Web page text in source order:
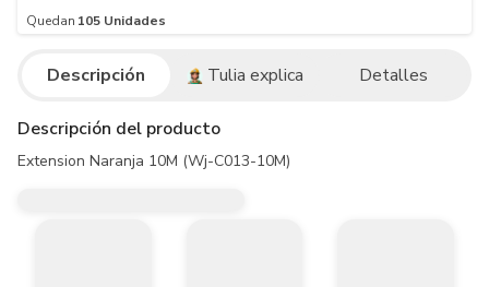
Quedan 105 Unidades
Descripción Tulia explica Detalles
Descripción del producto
Extension Naranja 10M (Wj-C013-10M)